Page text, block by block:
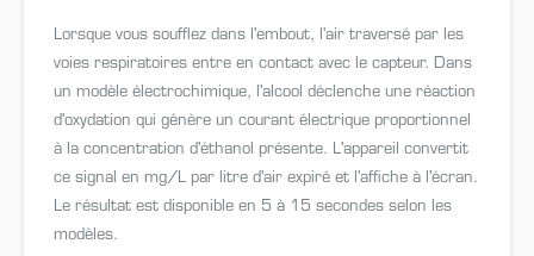
Lorsque vous soufflez dans l'embout, l'air traversé par les
voies respiratoires entre en contact avec le capteur. Dans
un modèle électrochimique, l'alcool déclenche une réaction
d'oxydation qui génère un courant électrique proportionnel
à la concentration d'éthanol présente. L'appareil convertit
ce signal en mg/L par litre d'air expiré et l'affiche à l'écran.
Le résultat est disponible en 5 à 15 secondes selon les
modèles.